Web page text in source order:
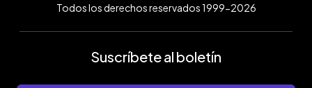
Todos los derechos reservados 1999-2026
Suscríbete al boletín